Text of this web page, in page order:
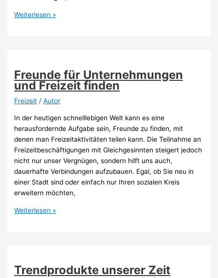
Die
verpassen!
Weiterlesen »
Freunde für Unternehmungen
und Freizeit finden
Freizeit /Autor
In der heutigen schnelllebigen Welt kann es eine
herausfordernde Aufgabe sein, Freunde zu finden, mit
denen man Freizeitaktivitäten teilen kann. Die Teilnahme an
Freizeitbeschäftigungen mit Gleichgesinnten steigert jedoch
nicht nur unser Vergnügen, sondern hilft uns auch,
dauerhafte Verbindungen aufzubauen. Egal, ob Sie neu in
einer Stadt sind oder einfach nur Ihren sozialen Kreis
erweitern möchten,
Freunde
Weiterlesen »
Trendprodukte unserer Zeit